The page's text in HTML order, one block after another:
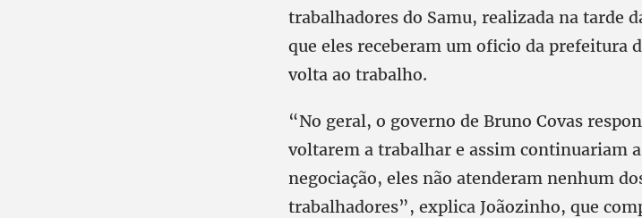
trabalhadores do Samu, realizada na tarde
que eles receberam um oficio da prefeitura
volta ao trabalho.
“No geral, o governo de Bruno Covas
voltarem a trabalhar e assim continuariam
negociação, eles não atenderam nenhum
trabalhadores”, explica Joãozinho, que